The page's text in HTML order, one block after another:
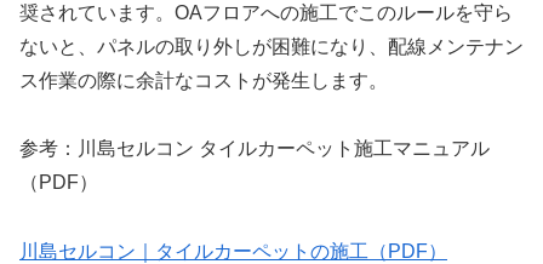
奨されています。OAフロアへの施工でこのルールを守ら
ないと、パネルの取り外しが困難になり、配線メンテナン
ス作業の際に余計なコストが発生します。
参考：川島セルコン タイルカーペット施工マニュアル
（PDF）
川島セルコン｜タイルカーペットの施工（PDF）